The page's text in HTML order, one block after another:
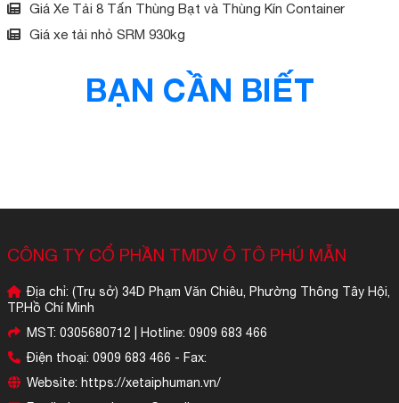
Giá Xe Tải 8 Tấn Thùng Bạt và Thùng Kín Container
Giá xe tải nhỏ SRM 930kg
BẠN CẦN BIẾT
CÔNG TY CỔ PHẦN TMDV Ô TÔ PHÚ MẪN
Địa chỉ: (Trụ sở) 34D Phạm Văn Chiêu, Phường Thông Tây Hội,
TP.Hồ Chí Minh
MST: 0305680712 | Hotline: 0909 683 466
Điện thoại: 0909 683 466 - Fax:
Website: https://xetaiphuman.vn/